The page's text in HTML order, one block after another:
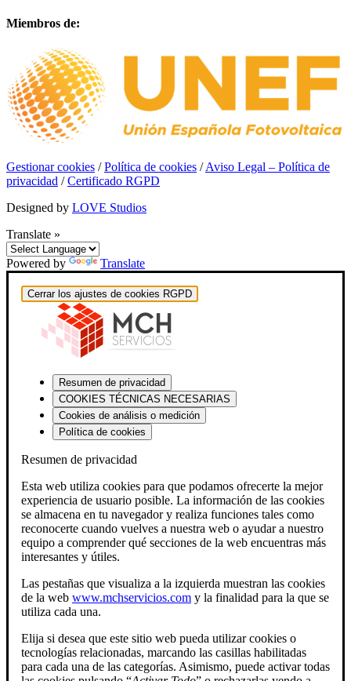
Miembros de:
Gestionar cookies /Política de cookies /Aviso Legal – Política de
privacidad /Certificado RGPD
Designed by LOVE Studios
Translate »
Powered by Translate
Cerrar los ajustes de cookies RGPD
Resumen de privacidad
COOKIES TÉCNICAS NECESARIAS
Cookies de análisis o medición
Política de cookies
Resumen de privacidad
Esta web utiliza cookies para que podamos ofrecerte la mejor
experiencia de usuario posible. La información de las cookies
se almacena en tu navegador y realiza funciones tales como
reconocerte cuando vuelves a nuestra web o ayudar a nuestro
equipo a comprender qué secciones de la web encuentras más
interesantes y útiles.
Las pestañas que visualiza a la izquierda muestran las cookies
de la web www.mchservicios.com y la finalidad para la que se
utiliza cada una.
Elija si desea que este sitio web pueda utilizar cookies o
tecnologías relacionadas, marcando las casillas habilitadas
para cada una de las categorías. Asimismo, puede activar todas